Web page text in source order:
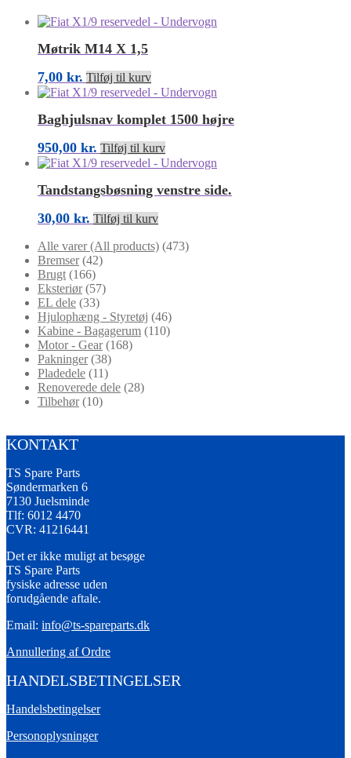
Møtrik M14 X 1,5
7,00 kr. Tilføj til kurv
Baghjulsnav komplet 1500 højre
950,00 kr. Tilføj til kurv
Tandstangsbøsning venstre side.
30,00 kr. Tilføj til kurv
Alle varer (All products) (473)
Bremser (42)
Brugt (166)
Eksteriør (57)
EL dele (33)
Hjulophæng - Styretøj (46)
Kabine - Bagagerum (110)
Motor - Gear (168)
Pakninger (38)
Pladedele (11)
Renoverede dele (28)
Tilbehør (10)
KONTAKT
TS Spare Parts
Søndermarken 6
7130 Juelsminde
Tlf: 6012 4470
CVR: 41216441
Det er ikke muligt at besøge
TS Spare Parts
fysiske adresse uden
forudgående aftale.
Email: info@ts-spareparts.dk
Annullering af Ordre
HANDELSBETINGELSER
Handelsbetingelser
Personoplysninger